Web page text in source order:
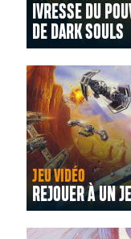
IVRESSE DU
DE DARK SOULS
JEU VIDÉO
REJOUER À UN